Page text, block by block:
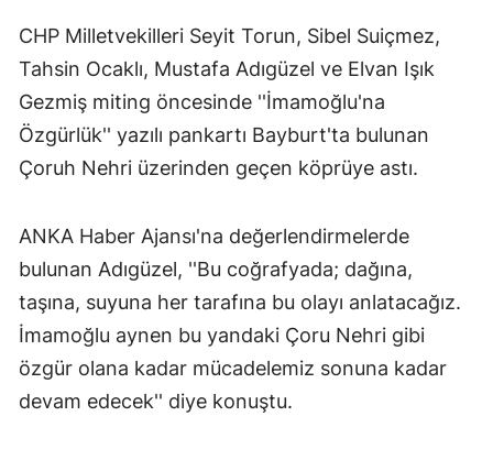
CHP Milletvekilleri Seyit Torun, Sibel Suiçmez,
Tahsin Ocaklı, Mustafa Adıgüzel ve Elvan Işık
Gezmiş miting öncesinde ''İmamoğlu'na
Özgürlük'' yazılı pankartı Bayburt'ta bulunan
Çoruh Nehri üzerinden geçen köprüye astı.
ANKA Haber Ajansı'na değerlendirmelerde
bulunan Adıgüzel, ''Bu coğrafyada; dağına,
taşına, suyuna her tarafına bu olayı anlatacağız.
İmamoğlu aynen bu yandaki Çoru Nehri gibi
özgür olana kadar mücadelemiz sonuna kadar
devam edecek'' diye konuştu.